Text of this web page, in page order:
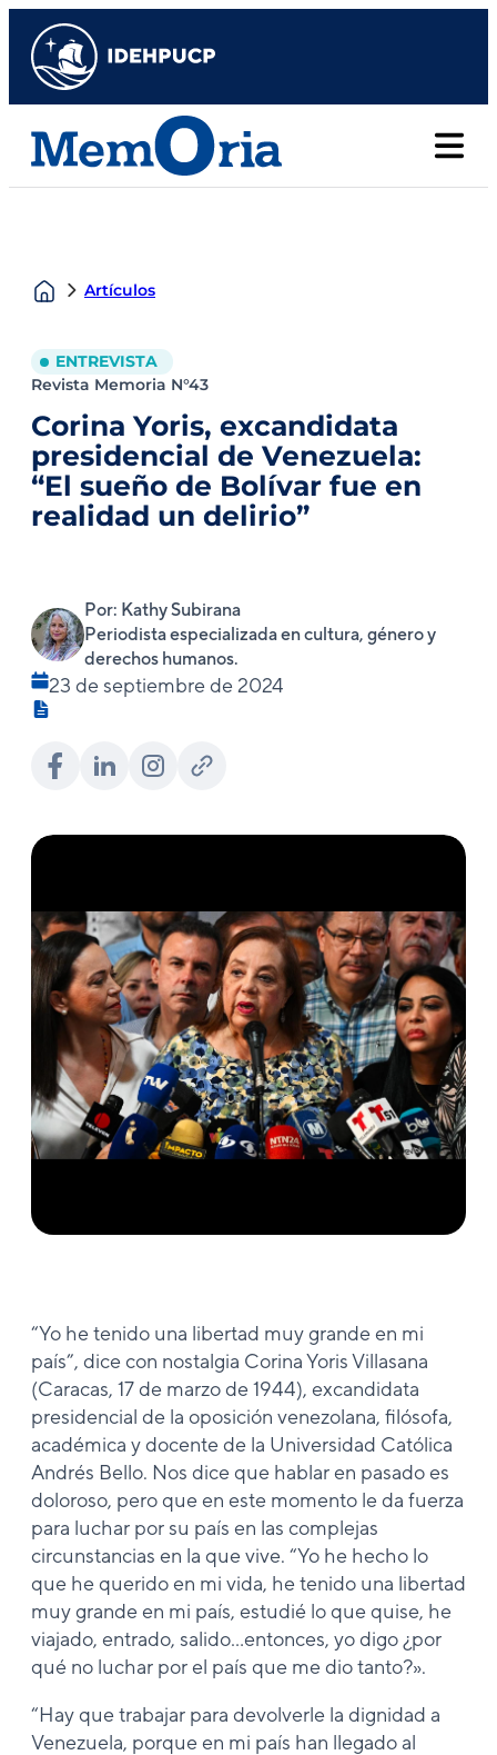
Artículos
ENTREVISTA
Revista Memoria N°43
Corina Yoris, excandidata
presidencial de Venezuela:
“El sueño de Bolívar fue en
realidad un delirio”
Por: Kathy Subirana
Periodista especializada en cultura, género y
derechos humanos.
23 de septiembre de 2024
“Yo he tenido una libertad muy grande en mi
país”, dice con nostalgia Corina Yoris Villasana
(Caracas, 17 de marzo de 1944), excandidata
presidencial de la oposición venezolana, filósofa,
académica y docente de la Universidad Católica
Andrés Bello. Nos dice que hablar en pasado es
doloroso, pero que en este momento le da fuerza
para luchar por su país en las complejas
circunstancias en la que vive. “Yo he hecho lo
que he querido en mi vida, he tenido una libertad
muy grande en mi país, estudié lo que quise, he
viajado, entrado, salido…entonces, yo digo ¿por
qué no luchar por el país que me dio tanto?».
“Hay que trabajar para devolverle la dignidad a
Venezuela, porque en mi país han llegado al